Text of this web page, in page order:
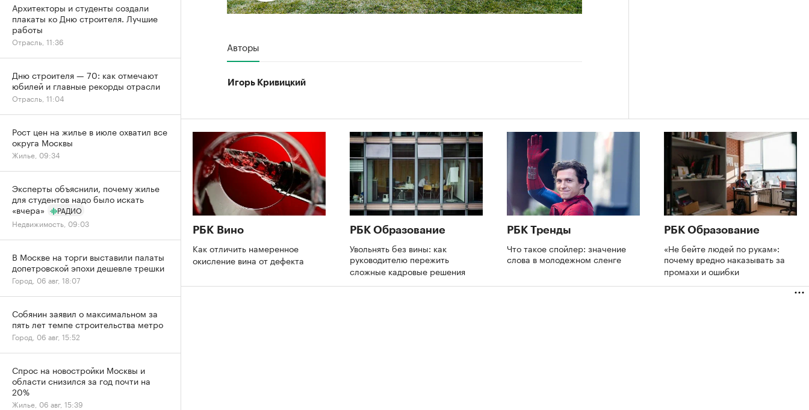
Авторы
Игорь Кривицкий
РБК Вино
Как отличить намеренное
окисление вина от дефекта
РБК Образование
Увольнять без вины: как
руководителю пережить
сложные кадровые решения
РБК Тренды
Что такое спойлер: значение
слова в молодежном сленге
РБК Образование
«Не бейте людей по рукам»:
почему вредно наказывать за
промахи и ошибки
Архитекторы и студенты создали
плакаты ко Дню строителя. Лучшие
работы
Отрасль, 11:36
Дню строителя — 70: как отмечают
юбилей и главные рекорды отрасли
Отрасль, 11:04
Рост цен на жилье в июле охватил все
округа Москвы
Жилье, 09:34
Эксперты объяснили, почему жилье
для студентов надо было искать
«вчера»
РАДИО
Недвижимость, 09:03
В Москве на торги выставили палаты
допетровской эпохи дешевле трешки
Город, 06 авг, 18:07
Собянин заявил о максимальном за
пять лет темпе строительства метро
Город, 06 авг, 15:52
Спрос на новостройки Москвы и
области снизился за год почти на
20%
Жилье, 06 авг, 15:39